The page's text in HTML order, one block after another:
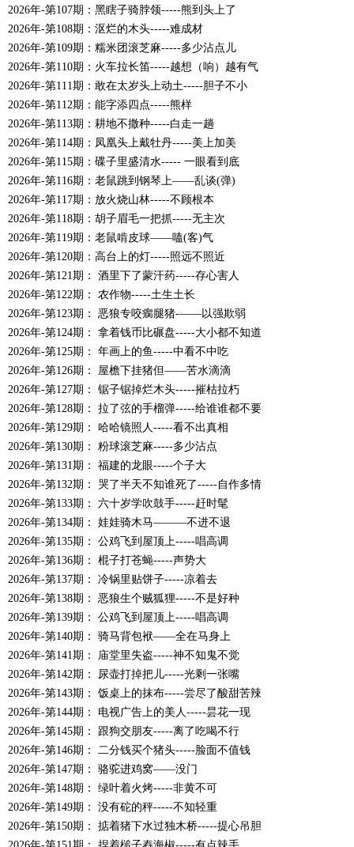
2026年-第107期：黑瞎子骑脖领-----熊到头上了
2026年-第108期：沤烂的木头-----难成材
2026年-第109期：糯米团滚芝麻-----多少沾点儿
2026年-第110期：火车拉长笛-----越想（响）越有气
2026年-第111期：敢在太岁头上动土-----胆子不小
2026年-第112期：能字添四点-----熊样
2026年-第113期：耕地不撒种-----白走一趟
2026年-第114期：凤凰头上戴牡丹-----美上加美
2026年-第115期：碟子里盛清水----- 一眼看到底
2026年-第116期：老鼠跳到钢琴上――乱谈(弹)
2026年-第117期：放火烧山林-----不顾根本
2026年-第118期：胡子眉毛一把抓-----无主次
2026年-第119期：老鼠啃皮球――嗑(客)气
2026年-第120期：高台上的灯-----照远不照近
2026年-第121期： 酒里下了蒙汗药-----存心害人
2026年-第122期： 农作物-----土生土长
2026年-第123期： 恶狼专咬瘸腿猪-—―以强欺弱
2026年-第124期： 拿着钱币比碾盘-----大小都不知道
2026年-第125期： 年画上的鱼-----中看不中吃
2026年-第126期： 屋檐下挂猪但――苦水滴滴
2026年-第127期： 锯子锯掉烂木头-----摧枯拉朽
2026年-第128期： 拉了弦的手榴弹-----给谁谁都不要
2026年-第129期： 哈哈镜照人-----看不出真相
2026年-第130期： 粉球滚芝麻-----多少沾点
2026年-第131期： 福建的龙眼-----个子大
2026年-第132期： 哭了半天不知谁死了-----自作多情
2026年-第133期： 六十岁学吹鼓手-----赶时髦
2026年-第134期： 娃娃骑木马—―—不进不退
2026年-第135期： 公鸡飞到屋顶上-----唱高调
2026年-第136期： 棍子打苍蝇-----声势大
2026年-第137期： 冷锅里贴饼子-----凉着去
2026年-第138期： 恶狼生个贼狐狸-----不是好种
2026年-第139期： 公鸡飞到屋顶上-----唱高调
2026年-第140期： 骑马背包袱——全在马身上
2026年-第141期： 庙堂里失盗-----神不知鬼不觉
2026年-第142期： 尿壶打掉把儿-----光剩一张嘴
2026年-第143期： 饭桌上的抹布-----尝尽了酸甜苦辣
2026年-第144期： 电视广告上的美人-----昙花一现
2026年-第145期： 跟狗交朋友-----离了吃喝不行
2026年-第146期： 二分钱买个猪头-----脸面不值钱
2026年-第147期： 骆驼进鸡窝——没门
2026年-第148期： 绿叶着火烤-----非黄不可
2026年-第149期： 没有砣的秤-----不知轻重
2026年-第150期： 掂着猪下水过独木桥-----提心吊胆